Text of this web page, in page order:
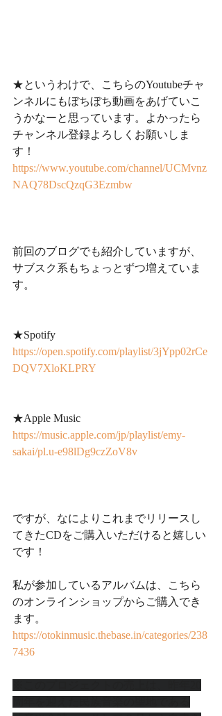
★というわけで、こちらのYoutubeチャ
ンネルにもぼちぼち動画をあげていこ
うかなーと思っています。よかったら
チャンネル登録よろしくお願いしま
す！
https://www.youtube.com/channel/UCMvnz
NAQ78DscQzqG3Ezmbw
前回のブログでも紹介していますが、
サブスク系もちょっとずつ増えていま
す。
★Spotify
https://open.spotify.com/playlist/3jYpp02rCe
DQV7XloKLPRY
★Apple Music
https://music.apple.com/jp/playlist/emy-
sakai/pl.u-e98lDg9czZoV8v
ですが、なによりこれまでリリースし
てきたCDをご購入いただけると嬉しい
です！
私が参加しているアルバムは、こちら
のオンラインショップからご購入でき
ます。
https://otokinmusic.thebase.in/categories/238
7436